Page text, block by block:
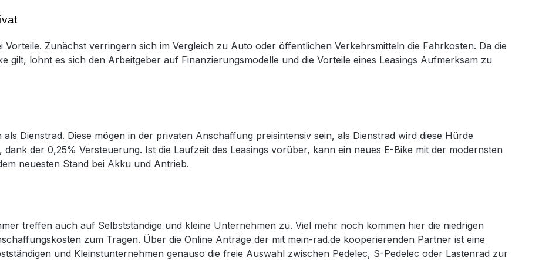
Zunächst verringern sich im Vergleich zu Auto oder öffentlichen Verkehrsmitteln die Fahrkosten. Da die
gilt, lohnt es sich den Arbeitgeber auf Finanzierungsmodelle und die Vorteile eines Leasings Aufmerksam zu
Dienstrad. Diese mögen in der privaten Anschaffung preisintensiv sein, als Dienstrad wird diese Hürde
der 0,25% Versteuerung. Ist die Laufzeit des Leasings vorüber, kann ein neues E-Bike mit der modernsten
neuesten Stand bei Akku und Antrieb.
treffen auch auf Selbstständige und kleine Unternehmen zu. Viel mehr noch kommen hier die niedrigen
zum Tragen. Über die Online Anträge der mit mein-rad.de kooperierenden Partner ist eine
und Kleinstunternehmen genauso die freie Auswahl zwischen Pedelec, S-Pedelec oder Lastenrad zur